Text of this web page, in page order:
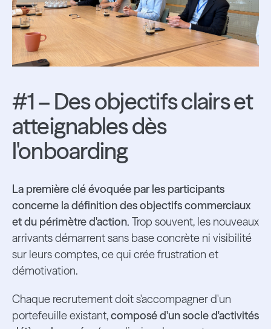
#1 – Des objectifs clairs et
atteignables dès
l'onboarding
La première clé évoquée par les participants
concerne la définition des objectifs commerciaux
et du périmètre d'action. Trop souvent, les nouveaux
arrivants démarrent sans base concrète ni visibilité
sur leurs comptes, ce qui crée frustration et
démotivation.
Chaque recrutement doit s'accompagner d'un
portefeuille existant,composé d'un socle d'activités